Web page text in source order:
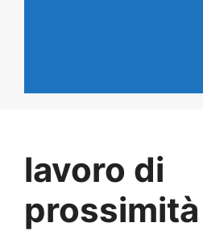
lavoro di
prossimità